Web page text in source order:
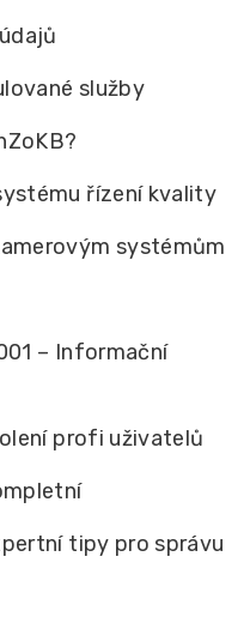
služby
řízení kvality
systémům
– Informační
profi uživatelů
tipy pro správu